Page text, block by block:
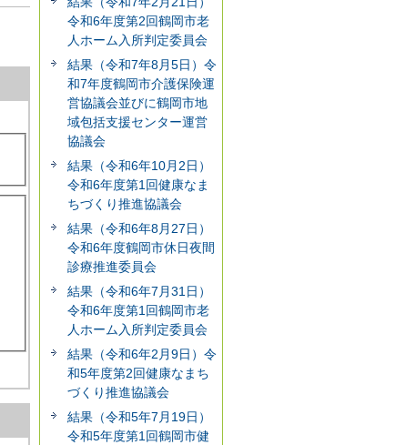
令和6年度第2回鶴岡市老
人ホーム入所判定委員会
結果（令和7年8月5日）令
和7年度鶴岡市介護保険運
営協議会並びに鶴岡市地
域包括支援センター運営
協議会
結果（令和6年10月2日）
令和6年度第1回健康なま
ちづくり推進協議会
結果（令和6年8月27日）
令和6年度鶴岡市休日夜間
診療推進委員会
結果（令和6年7月31日）
令和6年度第1回鶴岡市老
人ホーム入所判定委員会
結果（令和6年2月9日）令
和5年度第2回健康なまち
づくり推進協議会
結果（令和5年7月19日）
令和5年度第1回鶴岡市健